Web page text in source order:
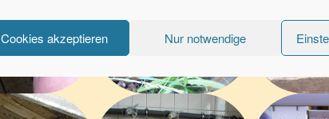
Cookies akzeptieren Nur notwendige